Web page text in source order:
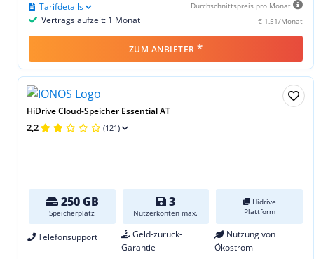
Durchschnittspreis pro Monat
€ 1,51/Monat
Vertragslaufzeit: 1 Monat
Tarifdetails
ZUM ANBIETER *
HiDrive Cloud-Speicher Essential AT
2,2 (121)
250 GB
Speicherplatz
3
Nutzerkonten max.
Hidrive
Plattform
Telefonsupport
Geld-zurück-
Garantie
Nutzung von
Ökostrom